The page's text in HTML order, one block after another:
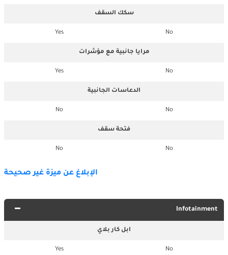
سكك السقف
No
Yes
مرايا جانبية مع مؤشرات
No
Yes
الدعاسات الجانبية
No
No
فتحة سقف
No
No
الإبلاغ عن ميزة غير صحيحة
Infotainment
ابل كار بلاي
No
Yes